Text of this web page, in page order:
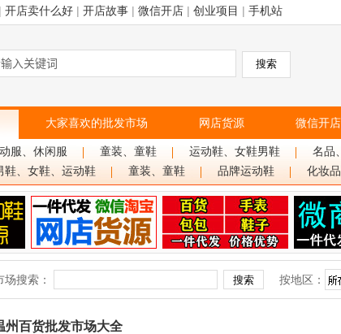
| 开店卖什么好 | 开店故事 | 微信开店 | 创业项目 | 手机站
大家喜欢的批发市场 网店货源 微信开
服、休闲服 童装、童鞋 运动鞋、女鞋男鞋 名品
鞋、女鞋、运动鞋 童装、童鞋 品牌运动鞋 化妆
场搜索： 按地区：
州百货批发市场大全